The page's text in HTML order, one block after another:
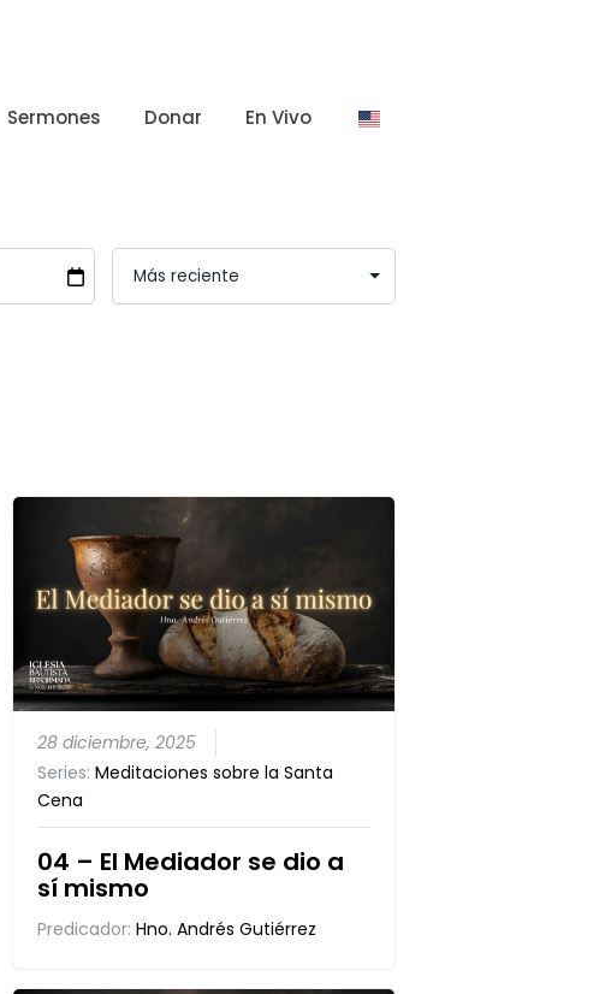
Sermones Donar En Vivo
28 diciembre, 2025
Series:Meditaciones sobre la Santa
Cena
04 – El Mediador se dio a
sí mismo
Predicador:Hno. Andrés Gutiérrez